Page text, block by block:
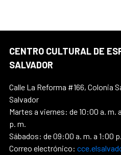
CENTRO CULTURAL DE
SALVADOR
Calle La Reforma #166, Colonia
Salvador
Martes a viernes: de 10:00 a. m.
p. m.
Sábados: de 09:00 a. m. a 1:00
Correo electrónico: